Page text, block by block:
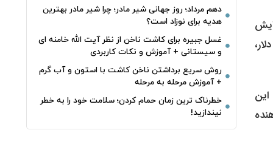
۰.۴۲ درصدی (حدود ۱۸ دلار) توانست خود را بازیابی کند و به قیمت ۴ هزار و ۲۱۲ دلار برسد. این بازگشت قیمت به بالای کانال ۴۲۰۰ دلار،
دهم مرداد؛ روز جهانی شیر مادر؛ چرا شیر مادر بهترین
هدیه برای نوزاد است؟
غسل جبیره برای کاشت ناخن از نظر آیت الله خامنه ای
و سیستانی + آموزش و نکات کاربردی
روش سریع برداشتن ناخن کاشت با استون و آب گرم
+ آموزش مرحله به مرحله
خطرناک‌ ترین زمان‌ حمام کردن؛ سلامت خود را به خطر
نیندازید!